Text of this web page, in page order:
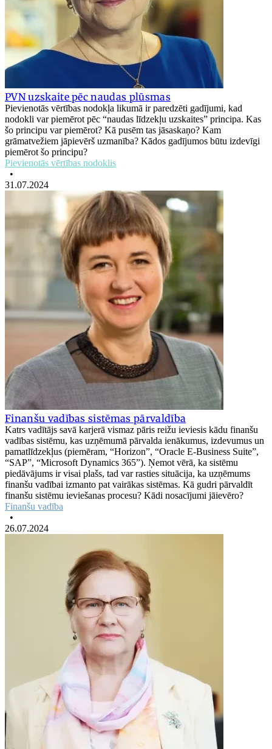
PVN uzskaite pēc naudas plūsmas
Pievienotās vērtības nodokļa likumā ir paredzēti gadījumi, kad
nodokli var piemērot pēc “naudas līdzekļu uzskaites” principa. Kas
šo principu var piemērot? Kā pusēm tas jāsaskaņo? Kam
grāmatvežiem jāpievērš uzmanība? Kādos gadījumos būtu izdevīgi
piemērot šo principu?
Pievienotās vērtības nodoklis
•
31.07.2024
Finanšu vadības sistēmas pārvaldība
Katrs vadītājs savā karjerā vismaz pāris reižu ieviesis kādu finanšu
vadības sistēmu, kas uzņēmumā pārvalda ienākumus, izdevumus un
pamatlīdzekļus (piemēram, “Horizon”, “Oracle E-Business Suite”,
“SAP”, “Microsoft Dynamics 365”). Ņemot vērā, ka sistēmu
piedāvājums ir visai plašs, tad var rasties situācija, ka uzņēmums
finanšu vadībai izmanto pat vairākas sistēmas. Kā gudri pārvaldīt
finanšu sistēmu ieviešanas procesu? Kādi nosacījumi jāievēro?
Finanšu vadība
•
26.07.2024